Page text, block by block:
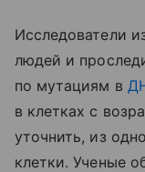
Исследователи
людей и
по мутациям в
в клетках с
уточнить, из
клетки. Ученые